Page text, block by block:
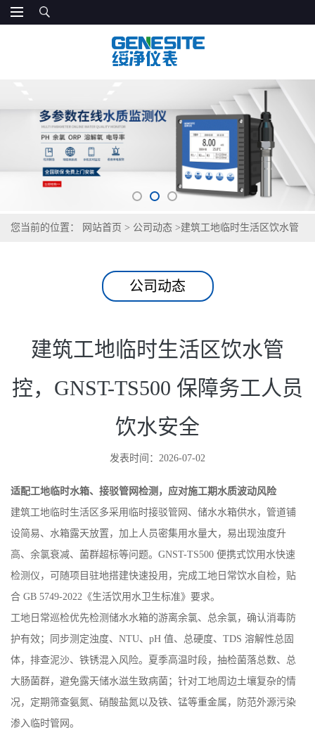
您当前的位置： >建筑工地临时生活区饮水管
建筑工地临时生活区饮水管
控，GNST-TS500 保障务工人员
饮水安全
发表时间：2026-07-02
设简易、水箱露天放置，加上人员密集用水量大，易出现浊度升
高、余氯衰减、菌群超标等问题。GNST-TS500 便携式饮用水快速
检测仪，可随项目驻地搭建快速投用，完成工地日常饮水自检，贴
合 GB 5749-2022《生活饮用水卫生标准》要求。
工地日常巡检优先检测储水水箱的游离余氯、总余氯，确认消毒防
护有效；同步测定浊度、NTU、pH 值、总硬度、TDS 溶解性总固
体，排查泥沙、铁锈混入风险。夏季高温时段，抽检菌落总数、总
大肠菌群，避免露天储水滋生致病菌；针对工地周边土壤复杂的情
况，定期筛查氨氮、硝酸盐氮以及铁、锰等重金属，防范外源污染
渗入临时管网。
设备机身耐造、轻便易搬运，项目转场可随时打包带走，无需复杂
安装调试。内置电池适配工地临时断电、户外取水点无供电的场